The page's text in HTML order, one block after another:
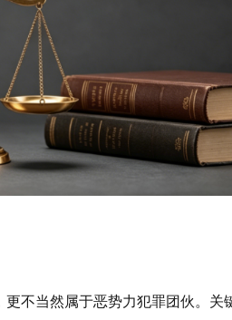
更不当然属于恶势力犯罪团伙。关